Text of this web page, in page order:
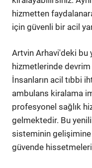
hizmetten
için güvenli bir acil
Artvin Arhavi'deki bu
hizmetlerinde
İnsanların acil tıbbi
ambulans kiralama
profesyonel sağlık
gelmektedir. Bu
sisteminin gelişimine
güvende